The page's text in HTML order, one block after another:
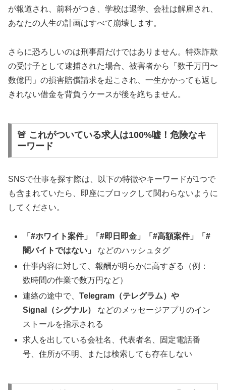
が報道され、前科がつき、学校は退学、会社は解雇され、
あなたの人生の計画はすべて崩壊します。
さらに恐ろしいのは刑事罰だけではありません。特殊詐欺
の受け子として逮捕された場合、被害者から「数千万円〜
数億円」の損害賠償請求を起こされ、一生かかっても返し
きれない借金を背負うケースが後を絶ちません。
🚨 これがついている求人は100%嘘！危険なキ
ーワード
SNSで仕事を探す際は、以下の特徴やキーワードが1つで
も含まれていたら、即座にブロックして関わらないように
してください。
「#ホワイト案件」「#即日即金」「#高額案件」「#
闇バイトではない」
などのハッシュタグ
仕事内容に対して、報酬が明らかに高すぎる（例：
数時間の作業で数万円など）
連絡の途中で、Telegram（テレグラム）や
Signal（シグナル）
などのメッセージアプリのイン
ストールを指示される
求人を出している会社名、代表者名、固定電話番
号、住所が不明、または検索しても存在しない